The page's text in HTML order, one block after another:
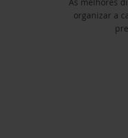
organizar a